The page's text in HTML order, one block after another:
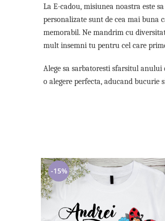
La E-cadou, misiunea noastra este
personalizate sunt de cea mai buna
memorabil. Ne mandrim cu
mult insemni tu pentru cel care
Alege sa sarbatoresti sfarsitul
o alegere perfecta, aducand
-15%